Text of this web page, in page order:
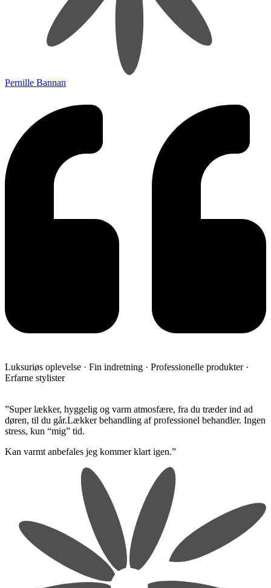
Pernille Bannan
Luksuriøs oplevelse · Fin indretning · Professionelle produkter ·
Erfarne stylister
​”Super lækker, hyggelig og varm atmosfære, fra du træder ind ad
døren, til du går.Lækker behandling af professionel behandler. Ingen
stress, kun “mig” tid.
​Kan varmt anbefales jeg kommer klart igen.”